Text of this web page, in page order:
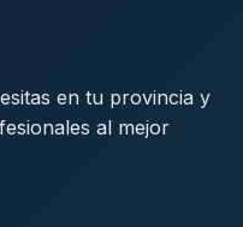
en tu provincia y
al mejor